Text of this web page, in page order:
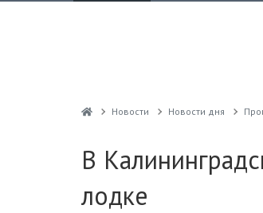
Новости Новости дня
В
лодке